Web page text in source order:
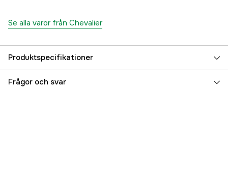
Se alla varor från Chevalier
Produktspecifikationer
Färgton Rosa
Frågor och svar